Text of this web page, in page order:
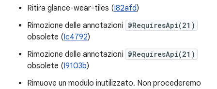
Ritira glance-wear-tiles (I82afd)
Rimozione delle annotazioni @RequiresApi(21)
obsolete (Ic4792)
Rimozione delle annotazioni @RequiresApi(21)
obsolete (I9103b)
Rimuove un modulo inutilizzato. Non procederemo